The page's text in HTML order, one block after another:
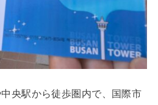
央駅から徒歩圏内で、国際市